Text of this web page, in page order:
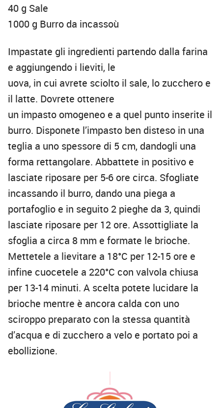
40 g Sale
1000 g Burro da incassoù
Impastate gli ingredienti partendo dalla farina
e aggiungendo i lieviti, le
uova, in cui avrete sciolto il sale, lo zucchero e
il latte. Dovrete ottenere
un impasto omogeneo e a quel punto inserite il
burro. Disponete l’impasto ben disteso in una
teglia a uno spessore di 5 cm, dandogli una
forma rettangolare. Abbattete in positivo e
lasciate riposare per 5-6 ore circa. Sfogliate
incassando il burro, dando una piega a
portafoglio e in seguito 2 pieghe da 3, quindi
lasciate riposare per 12 ore. Assottigliate la
sfoglia a circa 8 mm e formate le brioche.
Mettetele a lievitare a 18°C per 12-15 ore e
infine cuocetele a 220°C con valvola chiusa
per 13-14 minuti. A scelta potete lucidare la
brioche mentre è ancora calda con uno
sciroppo preparato con la stessa quantità
d’acqua e di zucchero a velo e portato poi a
ebollizione.